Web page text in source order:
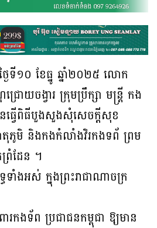
ងៃទី១០ ខែធ្នូ ឆ្នាំ២០២៥ លោក
យចង្វារ ក្រុមប្រឹក្សា មន្រ្តី កង
ធ្វើពិធីបួងសួងសុំសេចក្តីសុខ
ភូមិ និងកងកំលាំងវិរកងទព័ ព្រម
រំដែន ។
ទាំងអស់ ក្នុងព្រះរាជាណាចក្រ
រកងទ័ព ប្រជាជនកម្ពុជា ឱ្យមាន